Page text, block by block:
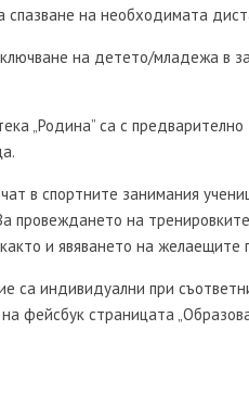
спазване на необходимата
на детето/младежа в
„Родина” са с
в спортните занимания
провеждането на
и явяването на желаещите
са индивидуални при
фейсбук страницата